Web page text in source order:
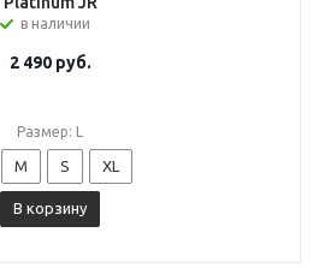
в наличии
2 490руб.
Размер: L
M S XL
В корзину